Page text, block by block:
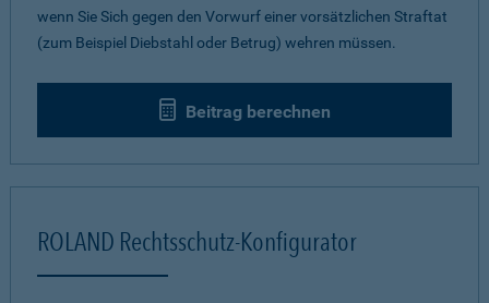
wenn Sie Sich gegen den Vorwurf einer vorsätzlichen Straftat
(zum Beispiel Diebstahl oder Betrug) wehren müssen.
Beitrag berechnen
ROLAND Rechtsschutz-Konfigurator